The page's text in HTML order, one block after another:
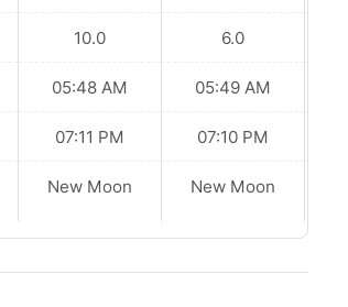
10.0
05:48 AM
07:11 PM
New Moon
6.0
05:49 AM
07:10 PM
New Moon